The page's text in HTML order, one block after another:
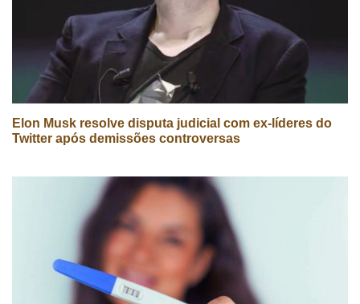
Elon Musk resolve disputa judicial com ex-líderes do
Twitter após demissões controversas